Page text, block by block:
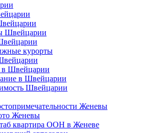
Швейцарии
курорты
в Швейцарии
в Швейцарии
Швейцарии
Женевы
Женевы
квартира ООН в Женеве